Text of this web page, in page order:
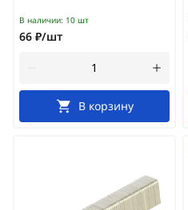
В наличии: 10 шт
66 ₽/шт
В корзину